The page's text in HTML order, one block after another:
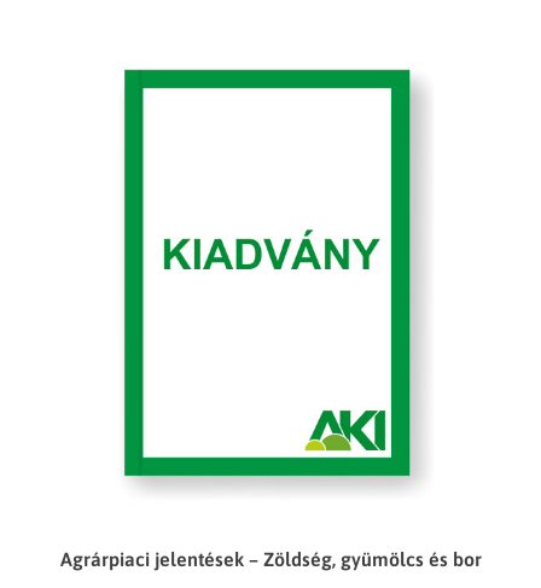
Agrárpiaci jelentések – Zöldség, gyümölcs és bor